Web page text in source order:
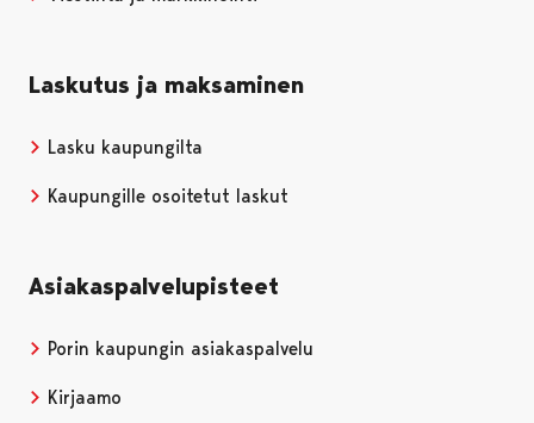
Laskutus ja maksaminen
Lasku kaupungilta
Kaupungille osoitetut laskut
Asiakaspalvelupisteet
Porin kaupungin asiakaspalvelu
Kirjaamo